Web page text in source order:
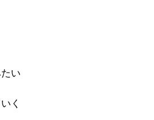
い
く